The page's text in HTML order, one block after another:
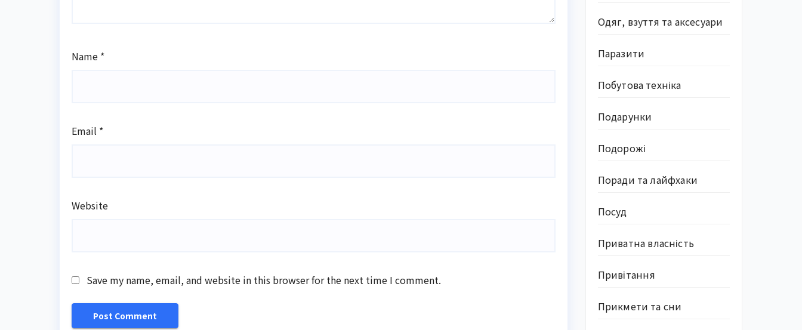
Name *
Email *
Website
Save my name, email, and website in this browser for the next time I comment.
Одяг, взуття та аксесуари
Паразити
Побутова техніка
Подарунки
Подорожі
Поради та лайфхаки
Посуд
Приватна власність
Привітання
Прикмети та сни